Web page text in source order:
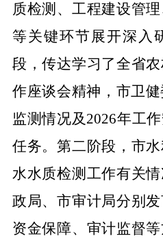
质检测、工程建设管
等关键环节展开深入
段，传达学习了全省
作座谈会精神，市卫
监测情况及2026年工
任务。第二阶段，市
水水质检测工作有关
政局、市审计局分别发
资金保障、审计监督等